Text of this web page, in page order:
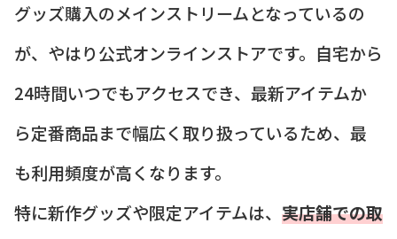
グッズ購入のメインストリームとなっているの
が、やはり公式オンラインストアです。自宅から
24時間いつでもアクセスでき、最新アイテムか
ら定番商品まで幅広く取り扱っているため、最
も利用頻度が高くなります。
特に新作グッズや限定アイテムは、 実店舗での取